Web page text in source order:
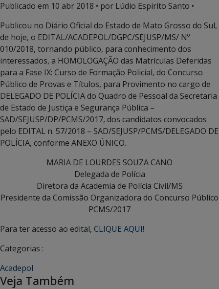
Publicado em 10 abr 2018 • por Lúdio Espirito Santo •
Publicou no Diário Oficial do Estado de Mato Grosso do Sul,
de hoje, o EDITAL/ACADEPOL/DGPC/SEJUSP/MS/ Nº
010/2018, tornando público, para conhecimento dos
interessados, a HOMOLOGAÇÃO das Matrículas Deferidas
para a Fase IX: Curso de Formação Policial, do Concurso
Público de Provas e Títulos, para Provimento no cargo de
DELEGADO DE POLÍCIA do Quadro de Pessoal da Secretaria
de Estado de Justiça e Segurança Pública –
SAD/SEJUSP/DP/PCMS/2017, dos candidatos convocados
pelo EDITAL n. 57/2018 – SAD/SEJUSP/PCMS/DELEGADO DE
POLÍCIA, conforme ANEXO ÚNICO.
MARIA DE LOURDES SOUZA CANO
Delegada de Polícia
Diretora da Academia de Polícia Civil/MS
Presidente da Comissão Organizadora do Concurso Público
PCMS/2017
Para ter acesso ao edital, CLIQUE AQUI!
Categorias :
Acadepol
Veja Também